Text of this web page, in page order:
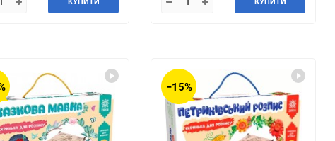
−15%